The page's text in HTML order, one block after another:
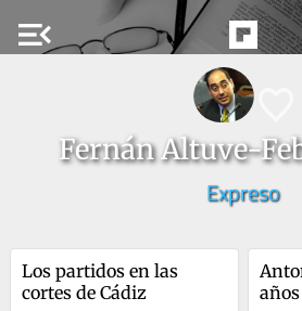
menu_open
Fernán Altuve-
Expreso
Los partidos en las
cortes de Cádiz